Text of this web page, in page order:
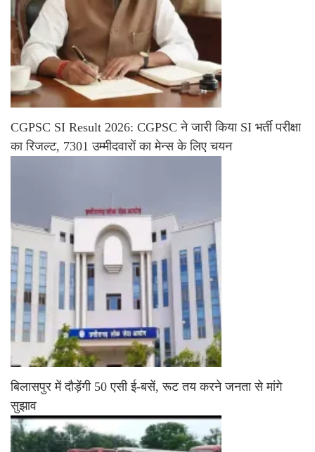
CGPSC SI Result 2026: CGPSC ने जारी किया SI भर्ती परीक्षा
का रिजल्ट, 7301 उम्मीदवारों का मेन्स के लिए चयन
बिलासपुर में दौड़ेंगी 50 एसी ई-बसें, रूट तय करने जनता से मांगे
सुझाव